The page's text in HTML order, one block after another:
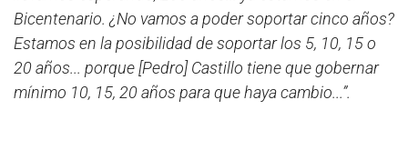
Bicentenario. ¿No vamos a poder soportar cinco años?
Estamos en la posibilidad de soportar los 5, 10, 15 o
20 años... porque [Pedro] Castillo tiene que gobernar
mínimo 10, 15, 20 años para que haya cambio...”.